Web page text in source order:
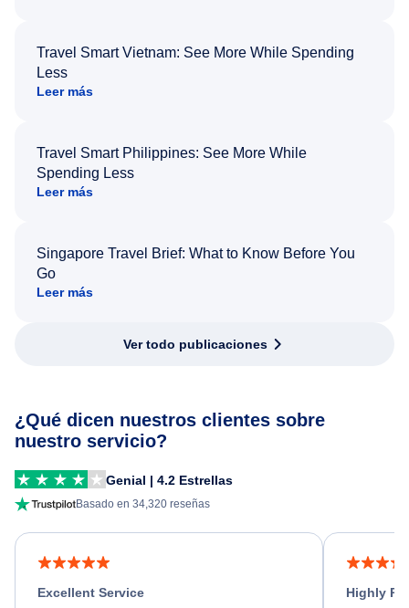
Travel Smart Vietnam: See More While Spending
Less
Leer más
Travel Smart Philippines: See More While
Spending Less
Leer más
Singapore Travel Brief: What to Know Before You
Go
Leer más
Ver todo publicaciones
¿Qué dicen nuestros clientes sobre
nuestro servicio?
Genial | 4.2 Estrellas
Basado en 34,320 reseñas
Excellent Service
Highly